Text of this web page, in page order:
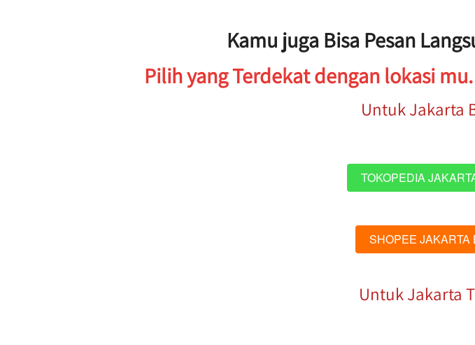
Kamu juga Bisa Pesan
Pilih yang Terdekat dengan lokasi
Untuk Jakarta
`
TOKOPEDIA
`
SHOPEE JAKARTA
Untuk Jakarta